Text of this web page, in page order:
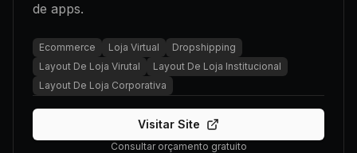
de apps.
Ecommerce Loja Virtual
Dropshipping
Layout De Loja Virutal
Layout De Loja Institucional
Layout De Loja Corporativa
Visitar Site
Consultar orçamento gratuito